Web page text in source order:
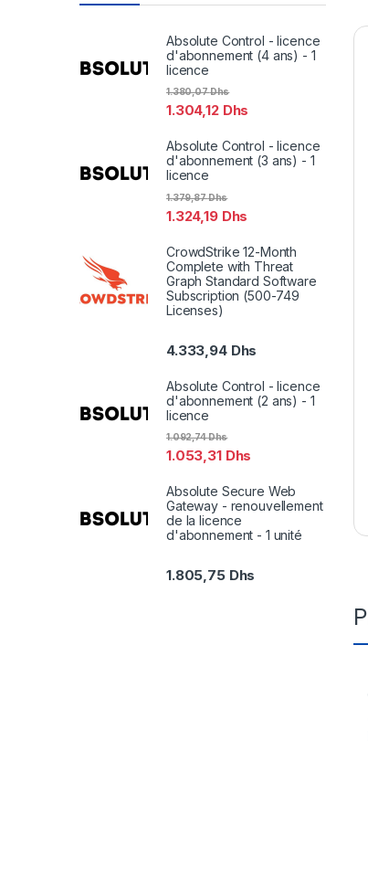
Absolute Control - licence
d'abonnement (4 ans) - 1
licence
1.304,12 Dhs
1.380,07Dhs
Absolute Control - licence
d'abonnement (3 ans) - 1
licence
1.324,19 Dhs
1.379,87Dhs
CrowdStrike 12-Month
Complete with Threat
Graph Standard Software
Subscription (500-749
Licenses)
4.333,94 Dhs
Absolute Control - licence
d'abonnement (2 ans) - 1
licence
1.053,31 Dhs
1.092,74Dhs
Absolute Secure Web
Gateway - renouvellement
de la licence
d'abonnement - 1 unité
1.805,75 Dhs